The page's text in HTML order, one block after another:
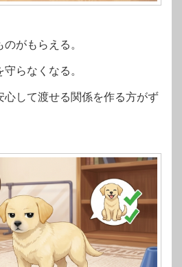
がもらえる。
らなくなる。
心して渡せる関係を作る方がず